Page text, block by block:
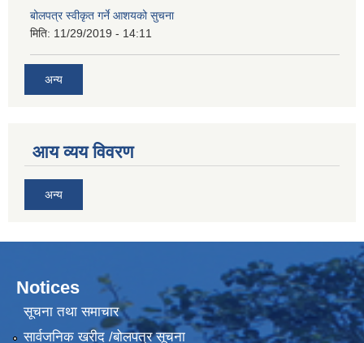
बोलपत्र स्वीकृत गर्ने आशयको सुचना
मिति: 11/29/2019 - 14:11
अन्य
आय व्यय विवरण
अन्य
Notices
सूचना तथा समाचार
सार्वजनिक खरीद /बोलपत्र सूचना